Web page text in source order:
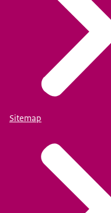
Sitemap